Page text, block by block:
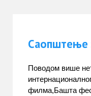
Саопштење
Поводом више
филма,Башта